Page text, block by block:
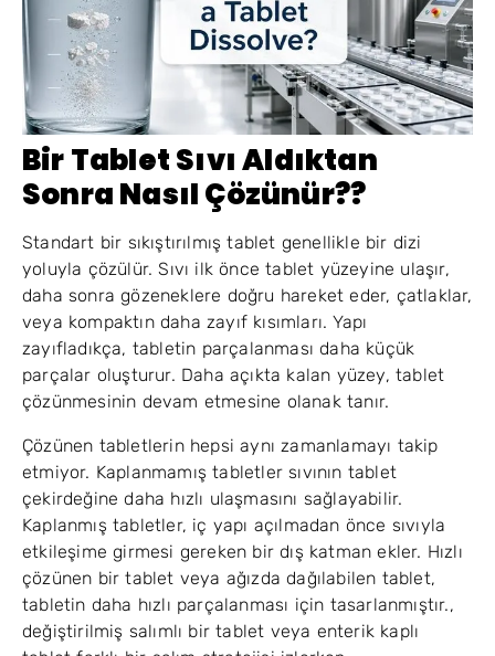
Bir Tablet Sıvı Aldıktan
Sonra Nasıl Çözünür??
Standart bir sıkıştırılmış tablet genellikle bir dizi
yoluyla çözülür. Sıvı ilk önce tablet yüzeyine ulaşır,
daha sonra gözeneklere doğru hareket eder, çatlaklar,
veya kompaktın daha zayıf kısımları. Yapı
zayıfladıkça, tabletin parçalanması daha küçük
parçalar oluşturur. Daha açıkta kalan yüzey, tablet
çözünmesinin devam etmesine olanak tanır.
Çözünen tabletlerin hepsi aynı zamanlamayı takip
etmiyor. Kaplanmamış tabletler sıvının tablet
çekirdeğine daha hızlı ulaşmasını sağlayabilir.
Kaplanmış tabletler, iç yapı açılmadan önce sıvıyla
etkileşime girmesi gereken bir dış katman ekler. Hızlı
çözünen bir tablet veya ağızda dağılabilen tablet,
tabletin daha hızlı parçalanması için tasarlanmıştır.,
değiştirilmiş salımlı bir tablet veya enterik kaplı